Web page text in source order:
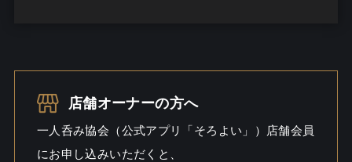
シーン
店舗オーナーの方へ
一人呑み協会（公式アプリ「そろよい」）店舗会員
にお申し込みいただくと、